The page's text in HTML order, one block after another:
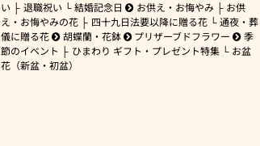
い 退職祝い 結婚記念日 お供え・お悔やみ
お供
え・お悔やみの花
四十九日法要以降に贈る花
通夜・葬
儀に贈る花
胡蝶蘭・花鉢 プリザーブドフラワー
季
節のイベント
ひまわり ギフト・プレゼント特集
お盆
花（新盆・初盆）